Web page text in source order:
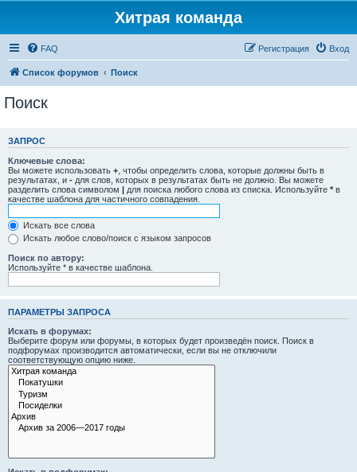
Хитрая команда
FAQ Вход
Регистрация
Список форумов Поиск
Поиск
ЗАПРОС
Ключевые слова:
Вы можете использовать + , чтобы определить слова, которые должны быть в
результатах, и - для слов, которых в результатах быть не должно. Вы можете
разделить слова символом | для поиска любого слова из списка. Используйте * в
качестве шаблона для частичного совпадения.
Искать все слова
Искать любое слово/поиск с языком запросов
Поиск по автору:
Используйте * в качестве шаблона.
ПАРАМЕТРЫ ЗАПРОСА
Искать в форумах:
Выберите форум или форумы, в которых будет произведён поиск. Поиск в
подфорумах производится автоматически, если вы не отключили
соответствующую опцию ниже.